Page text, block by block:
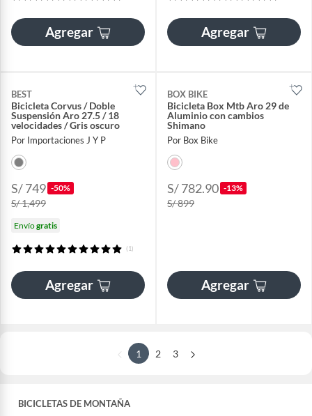
Agregar Agregar
BEST
Bicicleta Corvus / Doble
Suspensión Aro 27.5 / 18
velocidades / Gris oscuro
Por Importaciones J Y P
S/ 749 -50%
S/ 1,499
Envíogratis
(1)
Agregar
BOX BIKE
Bicicleta Box Mtb Aro 29 de
Aluminio con cambios
Shimano
Por Box Bike
S/ 782.90 -13%
S/ 899
Agregar
1 2 3
BICICLETAS DE MONTAÑA